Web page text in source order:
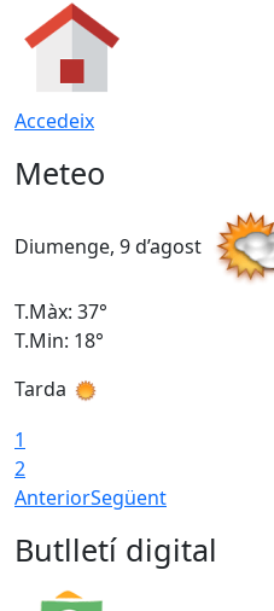
Accedeix
Meteo
Diumenge, 9 d’agost
T.Màx: 37°
T.Min: 18°
Tarda
1
2
AnteriorSegüent
Butlletí digital